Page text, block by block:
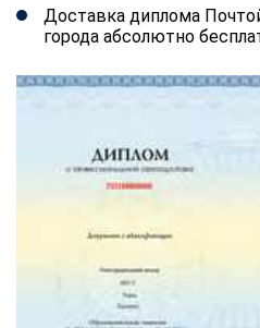
Доставка диплома
города абсолютно